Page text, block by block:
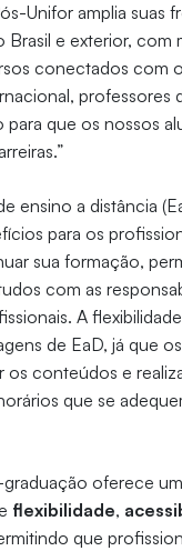
Unifor amplia suas
Brasil e exterior, com
conectados com
professores
para que os nossos
ensino a distância
para os
sua formação,
com as
A
de EaD, já que
os conteúdos e
que se
oferece
flexibilidade,
que